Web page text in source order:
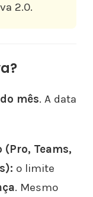
2.0.
mês. A data
Teams,
o limite
. Mesmo